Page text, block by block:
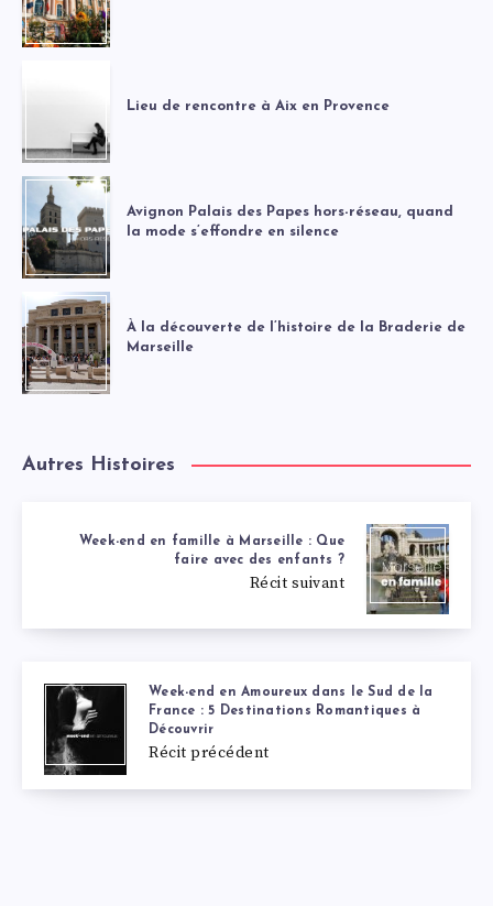
Lieu de rencontre à Aix en Provence
Avignon Palais des Papes hors-réseau, quand
la mode s’effondre en silence
À la découverte de l’histoire de la Braderie de
Marseille
Autres Histoires
Week-end en famille à Marseille : Que
faire avec des enfants ?
Récit suivant
Week-end en Amoureux dans le Sud de la
France : 5 Destinations Romantiques à
Découvrir
Récit précédent